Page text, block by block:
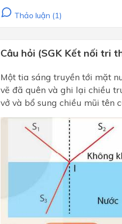
Thảo luận (1)
Câu hỏi (SGK Kết nối tri
Một tia sáng truyền tới mặt
vẽ đã quên và ghi lại chiều
vở và bổ sung chiều mũi tên